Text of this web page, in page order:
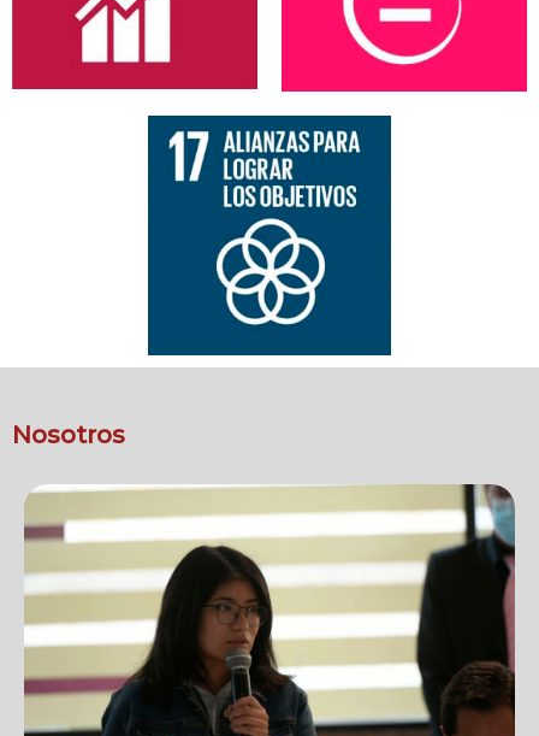
Nosotros